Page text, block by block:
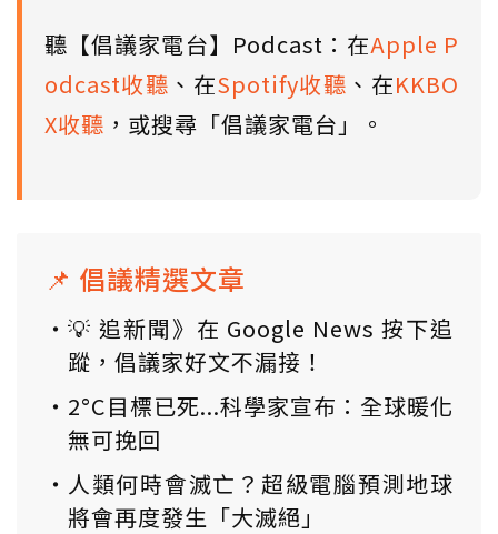
聽【倡議家電台】Podcast：在Apple P
odcast收聽 、在Spotify收聽 、在KKBO
X收聽 ，或搜尋「倡議家電台」。
📌 倡議精選文章
💡 追新聞》在 Google News 按下追
蹤，倡議家好文不漏接！
2°C目標已死...科學家宣布：全球暖化
無可挽回
人類何時會滅亡？超級電腦預測地球
將會再度發生「大滅絕」